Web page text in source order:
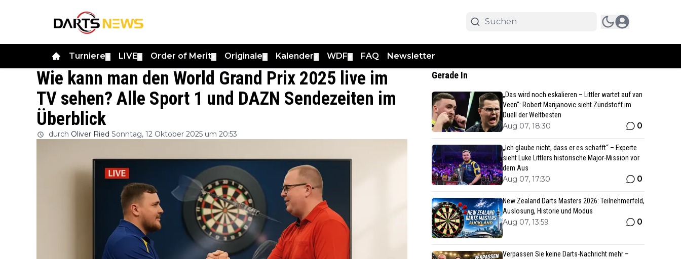
Turniere LIVE Order of Merit Originale Kalender WDF FAQ Newsletter
Wie kann man den World Grand Prix 2025 live im
TV sehen? Alle Sport 1 und DAZN Sendezeiten im
Überblick
durch Oliver Ried Sonntag, 12 Oktober 2025 um 20:53
Gerade In
„Das wird noch eskalieren – Littler wartet auf van
Veen“: Robert Marijanovic sieht Zündstoff im
Duell der Weltbesten
Aug 07, 18:30 0
„Ich glaube nicht, dass er es schafft“ – Experte
sieht Luke Littlers historische Major-Mission vor
dem Aus
Aug 07, 17:30 0
New Zealand Darts Masters 2026: Teilnehmerfeld,
Auslosung, Historie und Modus
Aug 07, 13:59 0
Verpassen Sie keine Darts-Nachricht mehr –